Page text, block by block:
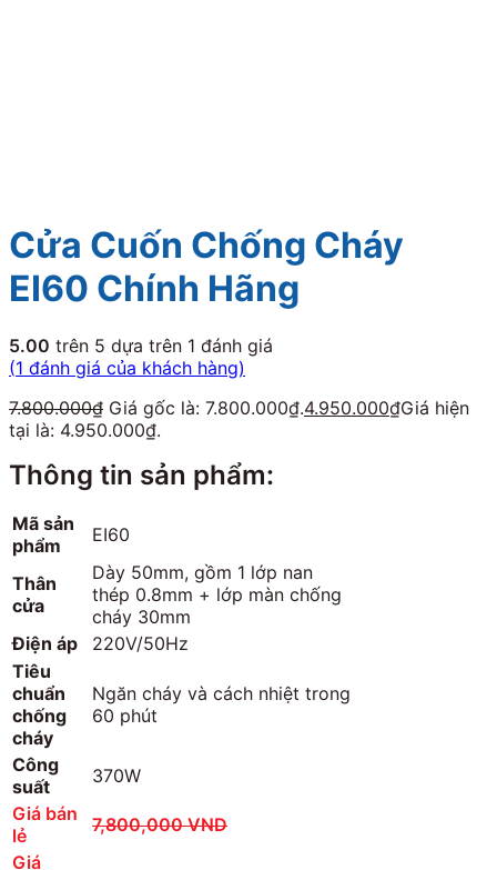
Cửa Cuốn Chống Cháy
EI60 Chính Hãng
5.00 trên 5 dựa trên 1 đánh giá
(1 đánh giá của khách hàng)
7.800.000₫ Giá gốc là: 7.800.000₫.4.950.000₫Giá hiện
tại là: 4.950.000₫.
Thông tin sản phẩm:
Mã sản
phẩm
EI60
Thân
cửa
Dày 50mm, gồm 1 lớp nan
thép 0.8mm + lớp màn chống
cháy 30mm
Điện áp
220V/50Hz
Tiêu
chuẩn
chống
cháy
Ngăn cháy và cách nhiệt trong
60 phút
Công
suất
370W
Giá bán
lẻ
7,800,000 VND
Giá